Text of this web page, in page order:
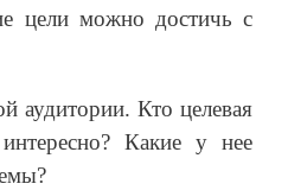
цели можно достичь с
аудитории. Кто целевая
Какие у нее